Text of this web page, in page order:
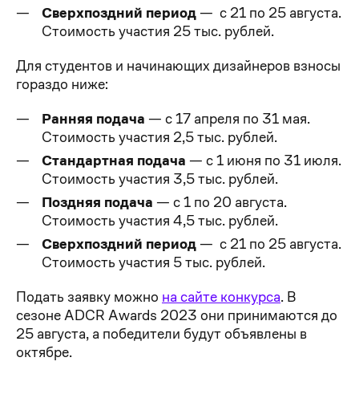
Сверхпоздний период — с 21 по 25 августа.
Стоимость участия 25 тыс. рублей.
Для студентов и начинающих дизайнеров взносы
гораздо ниже:
Ранняя подача — с 17 апреля по 31 мая.
Стоимость участия 2,5 тыс. рублей.
Стандартная подача — с 1 июня по 31 июля.
Стоимость участия 3,5 тыс. рублей.
Поздняя подача — с 1 по 20 августа.
Стоимость участия 4,5 тыс. рублей.
Сверхпоздний период — с 21 по 25 августа.
Стоимость участия 5 тыс. рублей.
Подать заявку можно на сайте конкурса. В
сезоне ADCR Awards 2023 они принимаются до
25 августа, а победители будут объявлены в
октябре.